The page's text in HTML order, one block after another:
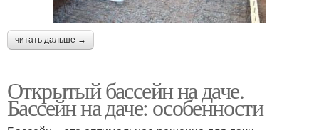
читать дальше →
Открытый бассейн на даче.
Бассейн на даче: особенности